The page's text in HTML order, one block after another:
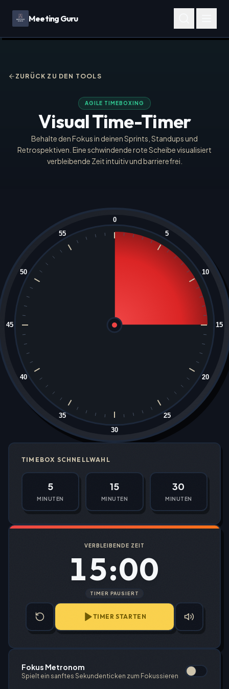
Meeting Guru
ZURÜCK ZU DEN TOOLS
AGILE TIMEBOXING
Visual Time-Timer
Behalte den Fokus in deinen Sprints, Standups und
Retrospektiven. Eine schwindende rote Scheibe visualisiert
verbleibende Zeit intuitiv und barrierefrei.
TIMEBOX SCHNELLWAHL
5
MINUTEN
15
MINUTEN
30
MINUTEN
VERBLEIBENDE ZEIT
15:00
TIMER PAUSIERT
TIMER STARTEN
Fokus Metronom
Spielt ein sanftes Sekundenticken zum Fokussieren